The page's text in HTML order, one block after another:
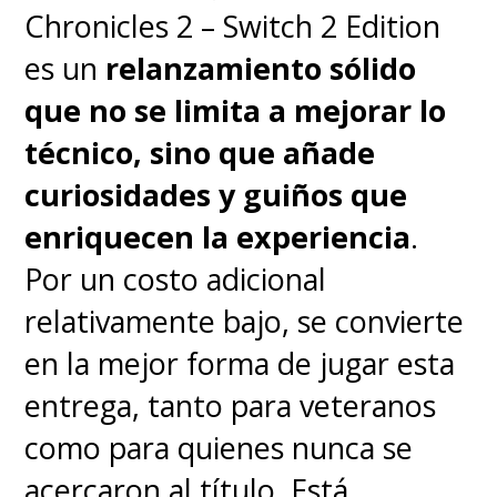
con el primer vistazo.
Claramente, ahí no estaba
terminado.
Tal como en la historia de
Oda, "Luffy" es el gran
corazón de la serie. Godoy
confirma por qué fue la elección
correcta para dar vida al chico
de goma con un entusiasmo y
una alegría contagiosas, que
hace que todos quieran seguirlo
Chronicles 2 – Switch 2 Edition
es un relanzamiento sólido
que no se limita a mejorar lo
técnico, sino que añade
curiosidades y guiños que
enriquecen la experiencia.
Por un costo adicional
relativamente bajo, se convierte
en la mejor forma de jugar esta
entrega, tanto para veteranos
como para quienes nunca se